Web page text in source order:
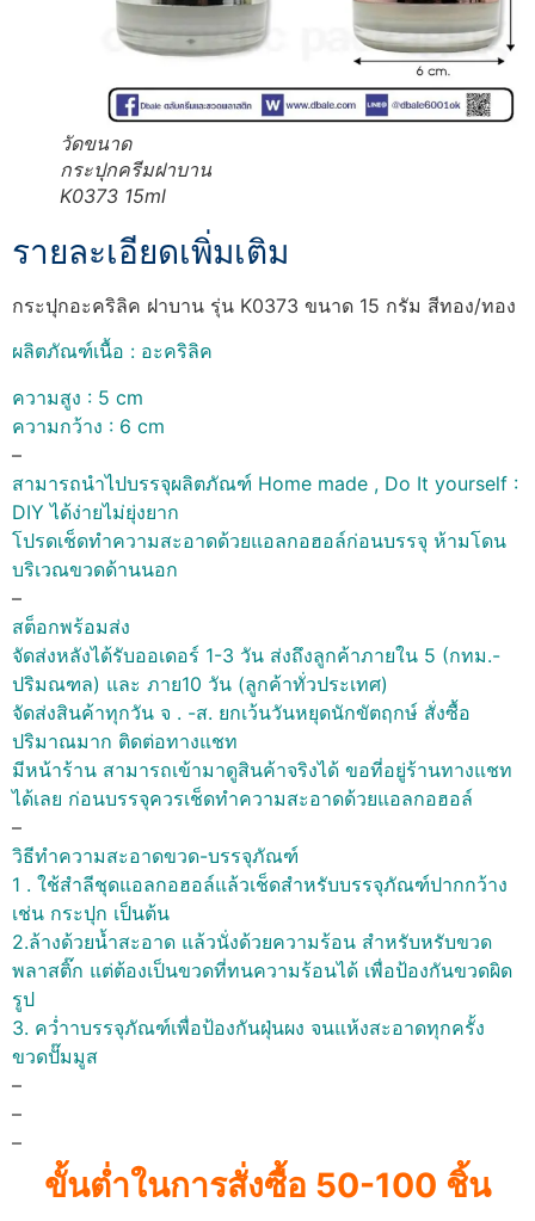
วัดขนาด
กระปุกครีมฝาบาน
K0373 15ml
รายละเอียดเพิ่มเติม
กระปุกอะคริลิค ฝาบาน รุ่น K0373 ขนาด 15 กรัม สีทอง/ทอง
ผลิตภัณฑ์เนื้อ : อะคริลิค
ความสูง : 5 cm
ความกว้าง : 6 cm
–
สามารถนำไปบรรจุผลิตภัณฑ์ Home made , Do It yourself :
DIY ได้ง่ายไม่ยุ่งยาก
โปรดเช็ดทำความสะอาดด้วยแอลกอฮอล์ก่อนบรรจุ ห้ามโดน
บริเวณขวดด้านนอก
–
สต็อกพร้อมส่ง
จัดส่งหลังได้รับออเดอร์ 1-3 วัน ส่งถึงลูกค้าภายใน 5 (กทม.-
ปริมณฑล) และ ภาย10 วัน (ลูกค้าทั่วประเทศ)
จัดส่งสินค้าทุกวัน จ . -ส. ยกเว้นวันหยุดนักขัตฤกษ์ สั่งซื้อ
ปริมาณมาก ติดต่อทางแชท
มีหน้าร้าน สามารถเข้ามาดูสินค้าจริงได้ ขอที่อยู่ร้านทางแชท
ได้เลย ก่อนบรรจุควรเช็ดทำความสะอาดด้วยแอลกอฮอล์
–
วิธีทำความสะอาดขวด-บรรจุภัณฑ์
1 . ใช้สำลีชุดแอลกอฮอล์แล้วเช็ดสำหรับบรรจุภัณฑ์ปากกว้าง
เช่น กระปุก เป็นต้น
2.ล้างด้วยน้ำสะอาด แล้วนั่งด้วยความร้อน สำหรับหรับขวด
พลาสติ๊ก แต่ต้องเป็นขวดที่ทนความร้อนได้ เพื่อป้องกันขวดผิด
รูป
3. คว่ำาบรรจุภัณฑ์เพื่อป้องกันฝุ่นผง จนแห้งสะอาดทุกครั้ง
ขวดปั๊มมูส
–
–
–
ขั้นต่ำในการสั่งซื้อ 50-100 ชิ้น